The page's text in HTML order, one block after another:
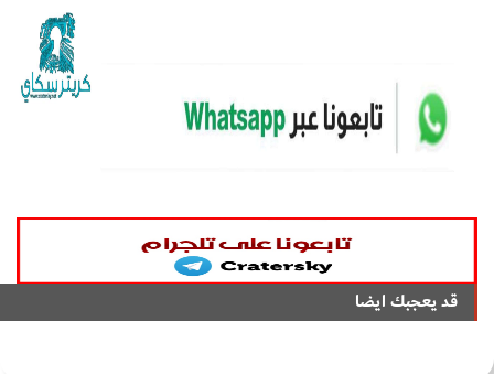
قد يعجبك ايضا